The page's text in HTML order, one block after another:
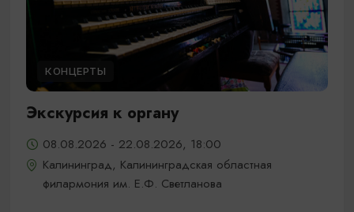
КОНЦЕРТЫ
Экскурсия к органу
08.08.2026 - 22.08.2026, 18:00
Калининград, Калининградская областная
филармония им. Е.Ф. Светланова